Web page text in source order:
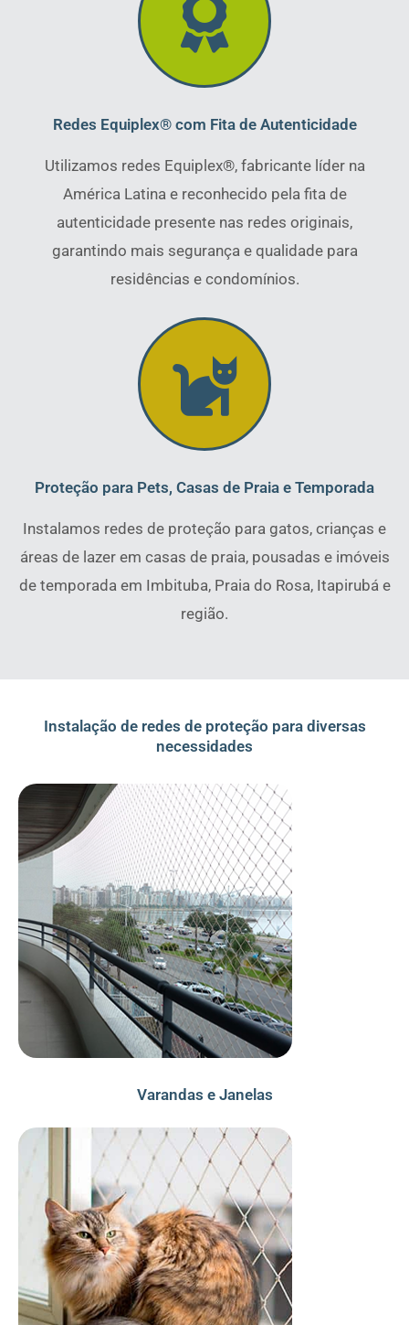
Redes Equiplex® com Fita de Autenticidade
Utilizamos redes Equiplex®, fabricante líder na
América Latina e reconhecido pela fita de
autenticidade presente nas redes originais,
garantindo mais segurança e qualidade para
residências e condomínios.
Proteção para Pets, Casas de Praia e Temporada
Instalamos redes de proteção para gatos, crianças e
áreas de lazer em casas de praia, pousadas e imóveis
de temporada em Imbituba, Praia do Rosa, Itapirubá e
região.
Instalação de redes de proteção para diversas
necessidades
Varandas e Janelas